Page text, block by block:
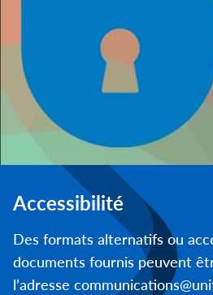
Accessibilité
Des formats alternatifs ou
documents fournis peuvent
l’adresse